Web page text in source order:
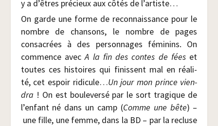
y a d’êtres pré­cieux aux côtés de l’artiste…
On garde une forme de recon­nais­sance pour le
nombre de chan­sons, le nombre de pages
consa­crées à des per­son­nages fémi­nins. On
com­mence avecA la fin des contes de fées et
toutes ces his­toires qui finissent mal en réa­li­
té, cet espoir ridi­cule…Un jour mon prince vien­
dra ! On est bou­le­ver­sé par le sort tra­gique de
l’enfant né dans un camp (Comme une bête) –
une fille, une femme, dans la BD – par la recluse